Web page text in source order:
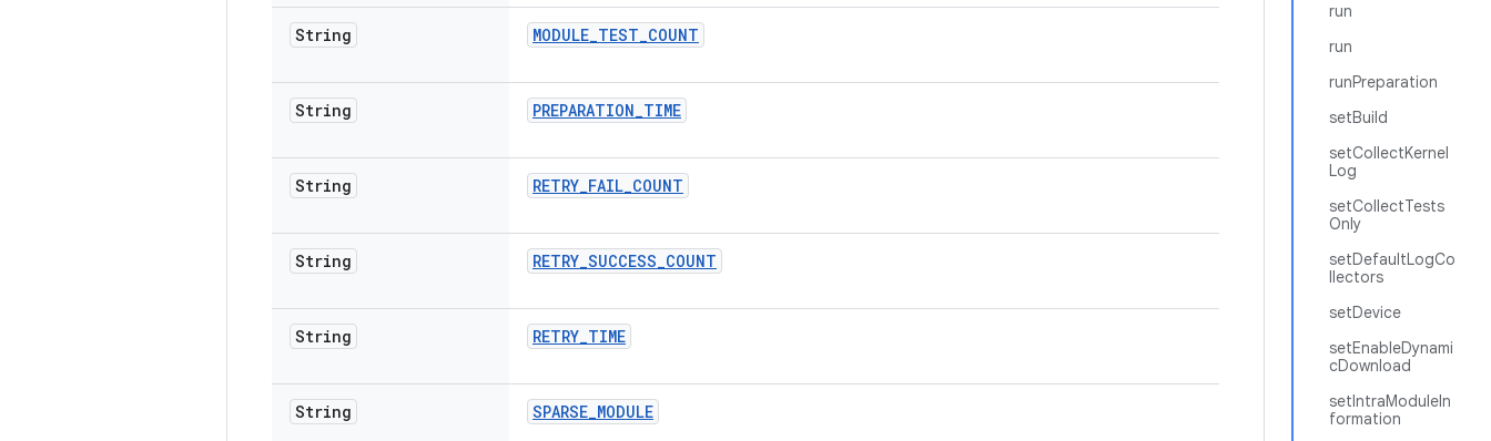
run
run
runPreparation
setBuild
setCollectKernel
Log
setCollectTests
Only
setDefaultLogCo
llectors
setDevice
setEnableDynami
cDownload
setIntraModuleIn
formation
String MODULE_TEST_COUNT
String PREPARATION_TIME
String RETRY_FAIL_COUNT
String RETRY_SUCCESS_COUNT
String RETRY_TIME
String SPARSE_MODULE